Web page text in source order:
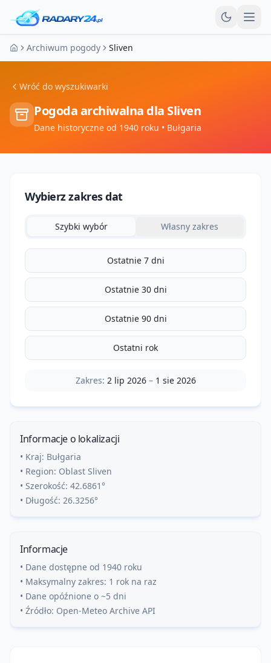
Strona główna
Archiwum pogody Sliven
Wróć do wyszukiwarki
Pogoda archiwalna dla Sliven
Dane historyczne od 1940 roku • Bułgaria
Wybierz zakres dat
Szybki wybór Własny zakres
Ostatnie 7 dni
Ostatnie 30 dni
Ostatnie 90 dni
Ostatni rok
Zakres: 2 lip 2026– 1 sie 2026
Informacje o lokalizacji
• Kraj: Bułgaria
• Region: Oblast Sliven
• Szerokość: 42.6861°
• Długość: 26.3256°
Informacje
• Dane dostępne od 1940 roku
• Maksymalny zakres: 1 rok na raz
• Dane opóźnione o ~5 dni
• Źródło: Open-Meteo Archive API